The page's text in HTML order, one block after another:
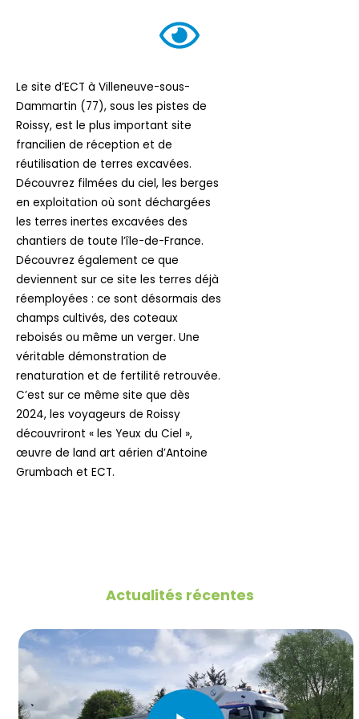
Le site d’ECT à Villeneuve-sous-
Dammartin (77), sous les pistes de
Roissy, est le plus important site
francilien de réception et de
réutilisation de terres excavées.
Découvrez filmées du ciel, les berges
en exploitation où sont déchargées
les terres inertes excavées des
chantiers de toute l’île-de-France.
Découvrez également ce que
deviennent sur ce site les terres déjà
réemployées : ce sont désormais des
champs cultivés, des coteaux
reboisés ou même un verger. Une
véritable démonstration de
renaturation et de fertilité retrouvée.
C’est sur ce même site que dès
2024, les voyageurs de Roissy
découvriront « les Yeux du Ciel »,
œuvre de land art aérien d’Antoine
Grumbach et ECT.
Actualités récentes